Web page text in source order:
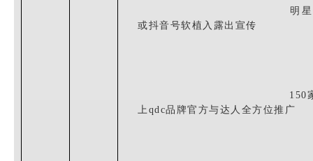
明
或抖音号软植入露出宣传
150
上qdc品牌官方与达人全方位推广